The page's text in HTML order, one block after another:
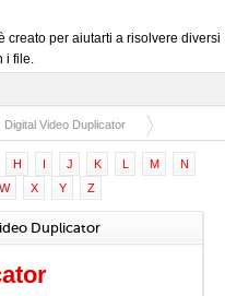
creato per aiutarti a risolvere diversi
i file.
Digital Video Duplicator
H I J K L M
N
W X Y Z
Duplicator